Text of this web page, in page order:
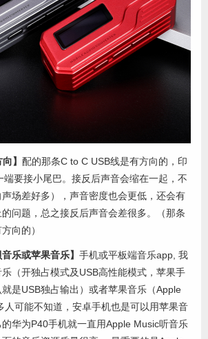
】 配的那条C to C USB线是有方向的，印
端要接小尾巴。接反后声音会缩在一起，不
场差好多），声音密度也会更低，还会有
问题，总之接反后声音会差很多。（那条
向的）
音乐或苹果音乐】 手机或平板端音乐app, 我
（开独占模式及USB高性能模式，苹果手
是USB独占输出）或者苹果音乐（Apple
人可能不知道，安卓手机也是可以用苹果音
华为P40手机就一直用Apple Music听音乐